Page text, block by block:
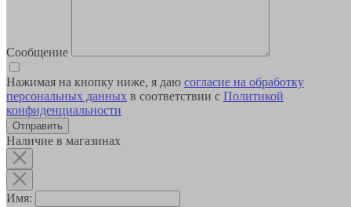
Сообщение
Нажимая на кнопку ниже, я даю согласие на обработку
персональных данных в соответствии с Политикой
конфиденциальности
Наличие в магазинах
Имя: